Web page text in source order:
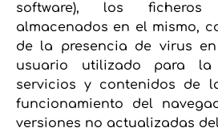
software), los ficheros
almacenados en el mismo,
de la presencia de virus
usuario utilizado para
servicios y contenidos de
funcionamiento del
versiones no actualizadas